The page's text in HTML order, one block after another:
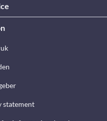
statement